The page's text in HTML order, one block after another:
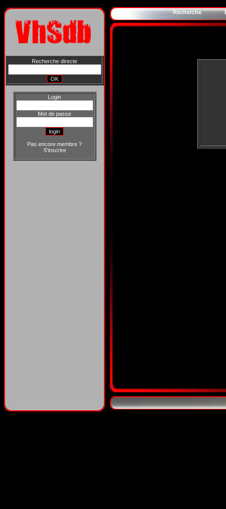
Recherche directe
Login
Mot de passe
Pas encore membre ?
S'inscrire
Recherche